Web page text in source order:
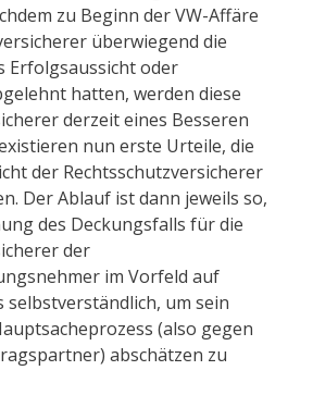
zu Beginn der VW-Affäre
überwiegend die
Erfolgsaussicht oder
hatten, werden diese
derzeit eines Besseren
nun erste Urteile, die
der Rechtsschutzversicherer
Der Ablauf ist dann jeweils so,
des Deckungsfalls für die
der
im Vorfeld auf
selbstverständlich, um sein
(also gegen
abschätzen zu